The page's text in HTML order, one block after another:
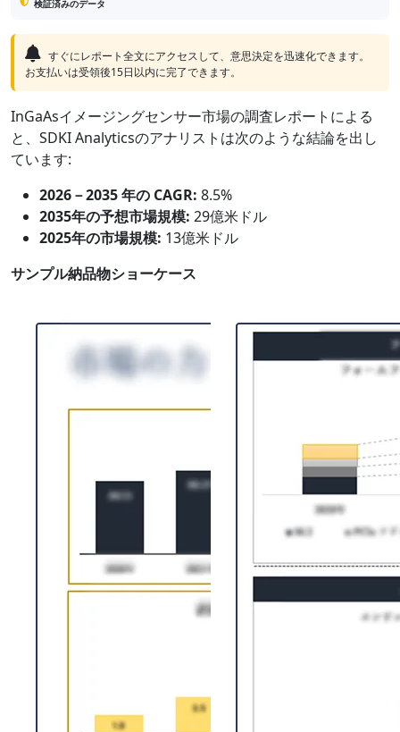
検証済みのデータ
すぐにレポート全文にアクセスして、意思決定を迅速化できます。
お支払いは受領後15日以内に完了できます。
InGaAsイメージングセンサー市場の調査レポートによる
と、SDKI Analyticsのアナリストは次のような結論を出し
ています:
2026－2035 年の CAGR: 8.5%
2035年の予想市場規模: 29億米ドル
2025年の市場規模: 13億米ドル
サンプル納品物ショーケース